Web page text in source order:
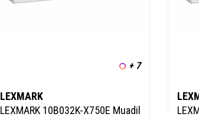
+ 7
LEXMARK
LEXMARK 10B032K-X750E Muadil